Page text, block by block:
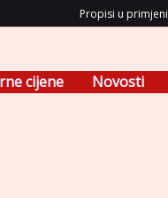
Propisi u primjeni
cijene Novosti